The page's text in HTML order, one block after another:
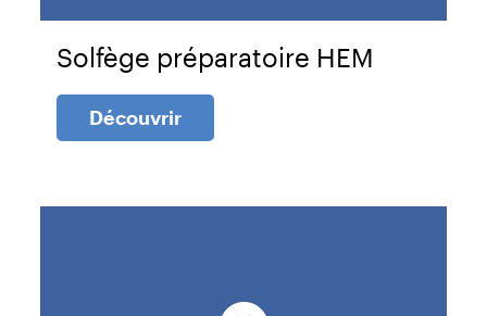
Solfège préparatoire HEM
Découvrir